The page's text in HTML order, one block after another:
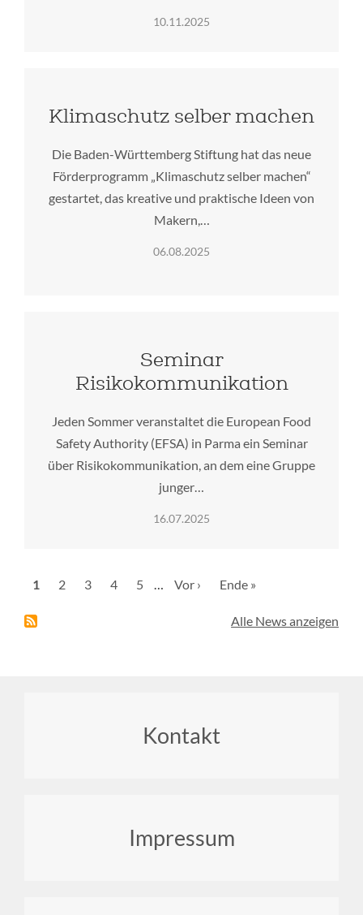
10.11.2025
Klimaschutz selber machen
Die Baden-Württemberg Stiftung hat das neue
Förderprogramm „Klimaschutz selber machen“
gestartet, das kreative und praktische Ideen von
Makern,…
06.08.2025
Seminar
Risikokommunikation
Jeden Sommer veranstaltet die European Food
Safety Authority (EFSA) in Parma ein Seminar
über Risikokommunikation, an dem eine Gruppe
junger…
16.07.2025
Aktuelle
1 Seite
2 Seite
3 Seite
4 Seite
5 …
Nächste
Vor ›
Letzte
Ende »
Alle News anzeigen
Kontakt
Impressum